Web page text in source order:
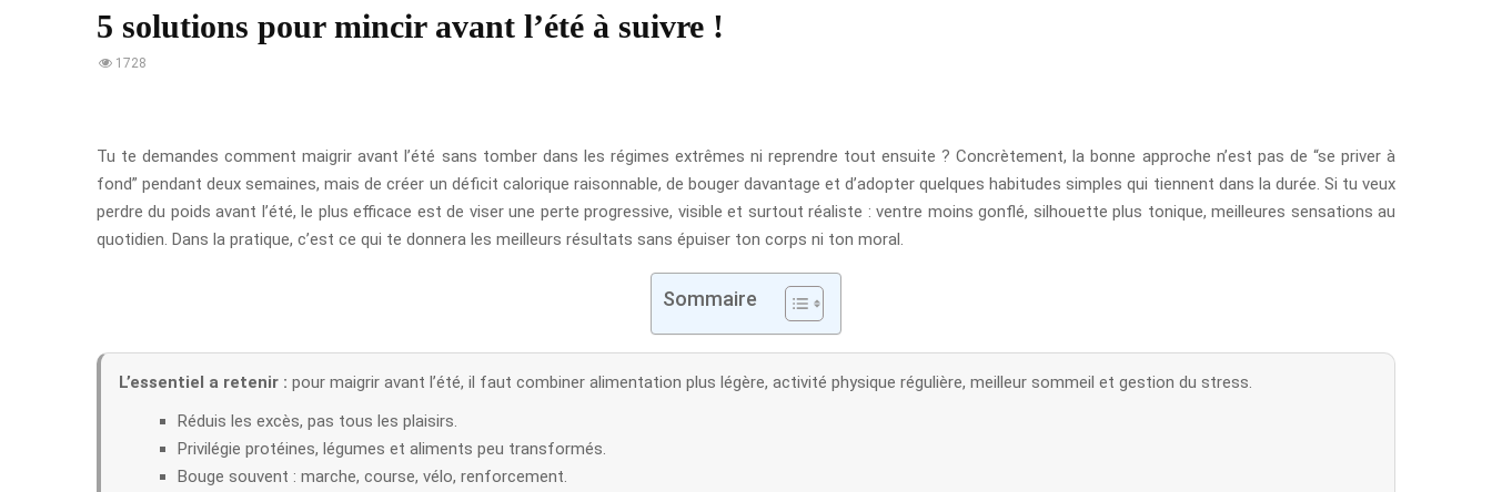
5 solutions pour mincir avant l’été à suivre !
1728
Tu te demandes comment maigrir avant l’été sans tomber dans les régimes extrêmes ni reprendre tout ensuite ? Concrètement, la bonne approche n’est pas de “se priver à
fond” pendant deux semaines, mais de créer un déficit calorique raisonnable, de bouger davantage et d’adopter quelques habitudes simples qui tiennent dans la durée. Si tu veux
perdre du poids avant l’été, le plus efficace est de viser une perte progressive, visible et surtout réaliste : ventre moins gonflé, silhouette plus tonique, meilleures sensations au
quotidien. Dans la pratique, c’est ce qui te donnera les meilleurs résultats sans épuiser ton corps ni ton moral.
Sommaire
L’essentiel a retenir : pour maigrir avant l’été, il faut combiner alimentation plus légère, activité physique régulière, meilleur sommeil et gestion du stress.
Réduis les excès, pas tous les plaisirs.
Privilégie protéines, légumes et aliments peu transformés.
Bouge souvent : marche, course, vélo, renforcement.